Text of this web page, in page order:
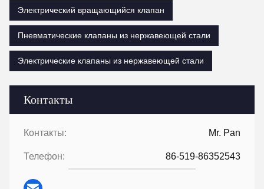
Контакты
Контакты: Mr. Pan
Телефон: 86-519-86352543
Электрический вращающийся клапан
Пневматические клапаны из нержавеющей стали
Электрические клапаны из нержавеющей стали